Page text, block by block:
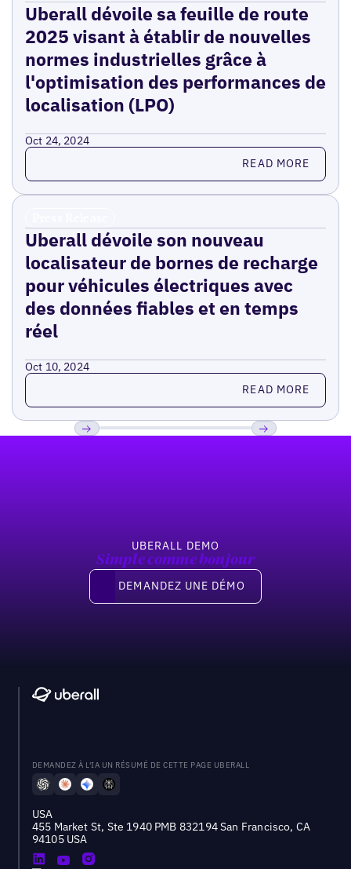
Uberall dévoile sa feuille de route
2025 visant à établir de nouvelles
normes industrielles grâce à
l'optimisation des performances de
localisation (LPO)
Oct 24, 2024
Read more READ MORE
Uberall dévoile son nouveau
localisateur de bornes de recharge
pour véhicules électriques avec
des données fiables et en temps
réel
Oct 10, 2024
Read more READ MORE
UBERALL DEMO
Simple comme bonjour
Demandez une démo
DEMANDEZ UNE DÉMO
DEMANDEZ À L'IA UN RÉSUMÉ DE CETTE PAGE UBERALL
USA
455 Market St, Ste 1940 PMB 832194 San Francisco, CA
94105 USA